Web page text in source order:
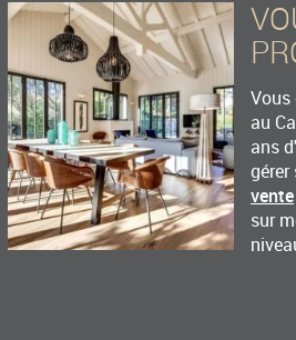
confort notamment en terme de mobilier
justifie pas davoir des toiles d'araignées
toutefois très propres.
la note
Idéalement placé. Relations super
la note
Vous
au
ans
gérer
vente
sur